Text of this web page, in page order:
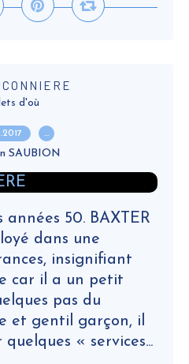
d'où
…
SAUBION
années 50. BAXTER
dans une
insignifiant
car il a un petit
pas du
et gentil garçon, il
« services...